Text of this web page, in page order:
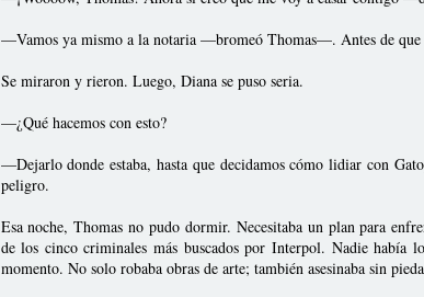
—Vamos ya mismo a la notaria —bromeó Thomas—. Antes de que
Se miraron y rieron. Luego, Diana se puso seria.
—¿Qué hacemos con esto?
—Dejarlo donde estaba, hasta que decidamos cómo lidiar con
peligro.
Esa noche, Thomas no pudo dormir. Necesitaba un plan para
de los cinco criminales más buscados por Interpol. Nadie había
momento. No solo robaba obras de arte; también asesinaba sin